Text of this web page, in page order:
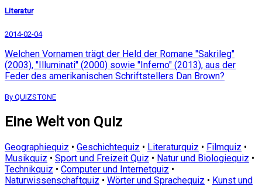
Literatur
2014-02-04
Welchen Vornamen trägt der Held der Romane "Sakrileg"
(2003), "Illuminati" (2000) sowie "Inferno" (2013), aus der
Feder des amerikanischen Schriftstellers Dan Brown?
By QUIZSTONE
Eine Welt von Quiz
Geographiequiz • Geschichtequiz • Literaturquiz • Filmquiz •
Musikquiz • Sport und Freizeit Quiz • Natur und Biologiequiz •
Technikquiz • Computer und Internetquiz •
Naturwissenschaftquiz • Wörter und Sprachequiz • Kunst und